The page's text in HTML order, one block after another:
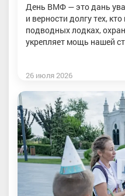
День ВМФ — это дань
и верности долгу тех,
подводных лодках,
укрепляет мощь нашей
26 июля 2026